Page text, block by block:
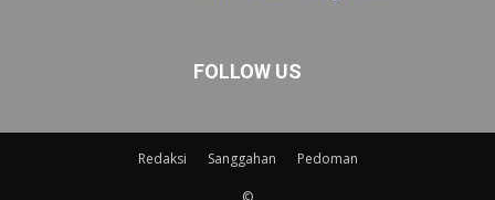
FOLLOW US
Redaksi Sanggahan Pedoman